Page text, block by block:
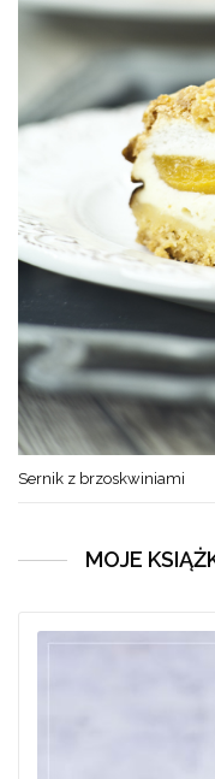
Sernik z brzoskwiniami
MOJE